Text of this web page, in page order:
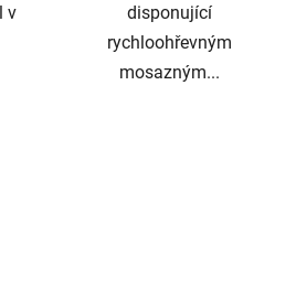
v
disponující
rychloohřevným
mosazným...